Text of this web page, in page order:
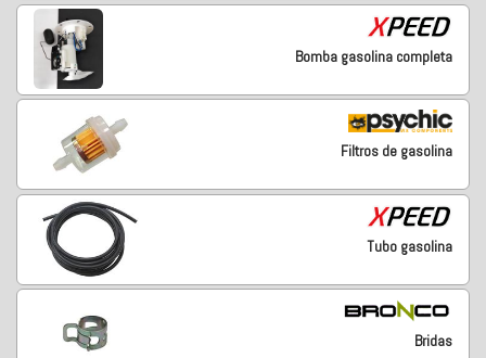
Bomba gasolina completa
Filtros de gasolina
Tubo gasolina
Bridas